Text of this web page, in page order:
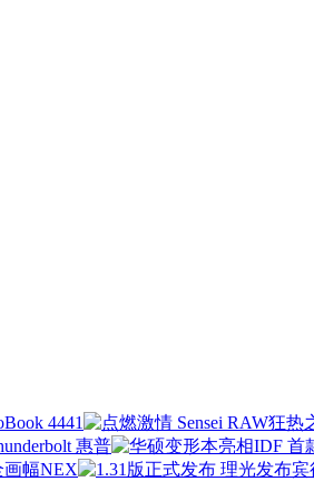
4441
惠普
画幅NEX